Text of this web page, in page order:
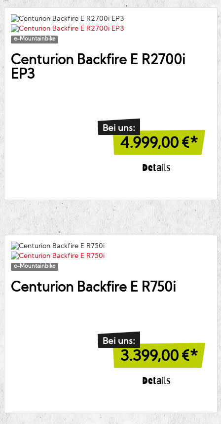
e-Mountainbike
CenturionBackfire E R2700i
EP3
Bei uns:
4.999,00 €*
Details
e-Mountainbike
CenturionBackfire E R750i
Bei uns:
3.399,00 €*
Details